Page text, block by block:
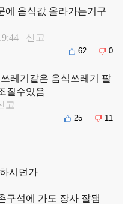
에 음식값 올라가는거구
신고
62 0
레기같은 음식쓰레기 팔
질수있음
고
25 11
시던가
구석에 가도 장사 잘됌